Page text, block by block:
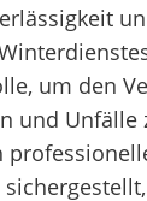
um den
und Unfälle